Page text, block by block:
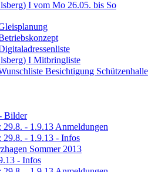
I vom Mo 26.05. bis So
I Mitbringliste
Besichtigung Schützenhalle
Bilder
- 1.9.13 Anmeldungen
- 1.9.13 - Infos
Sommer 2013
- Infos